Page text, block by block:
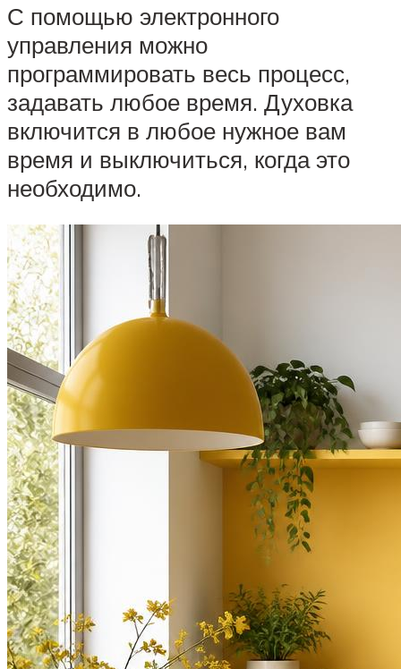
С помощью электронного
управления можно
программировать весь процесс,
задавать любое время. Духовка
включится в любое нужное вам
время и выключиться, когда это
необходимо.